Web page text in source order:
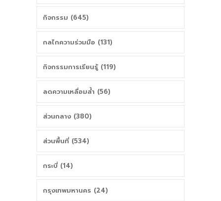
กิจกรรม (645)
กลไกความร่วมมือ (131)
กิจกรรมการเรียนรู้ (119)
ลดความเหลื่อมล้ำ (56)
ส่วนกลาง (380)
ส่วนพื้นที่ (534)
กระบี่ (14)
กรุงเทพมหานคร (24)